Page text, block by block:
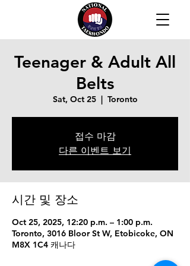
Teenager & Adult All
Belts
Sat, Oct 25
  |
Toronto
접수 마감
다른 이벤트 보기
시간 및 장소
Oct 25, 2025, 12:20 p.m. – 1:00 p.m.
Toronto, 3016 Bloor St W, Etobicoke, ON
M8X 1C4 캐나다